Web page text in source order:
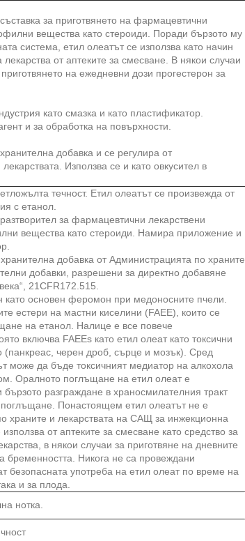
за приготвянето на фармацевтични
вещества като стероиди. Поради бързото му
система, етил олеатът се използва като начин
от аптеките за смесване. В някои случаи
на ежедневни дози прогестерон за
като смазка и като пластификатор.
и за обработка на повърхности.
добавка и се регулира от
Използва се и като овкусител в
течност. Етил олеатът се произвежда от
с етанол.
за фармацевтични лекарствени
вещества като стероиди. Намира приложение и
добавка от Администрацията по храните
добавки, разрешени за директно добавяне
21CFR172.515.
основен феромон при медоносните пчели.
естери на мастни киселини (FAEE), които се
на етанол. Налице е все повече
включва FAEEs като етил олеат като токсични
(панкреас, черен дроб, сърце и мозък). Сред
може да бъде токсичният медиатор на алкохола
Оралното поглъщане на етил олеат е
разграждане в храносмилателния тракт
Понастоящем етил олеатът не е
храните и лекарствата на САЩ за инжекционна
от аптеките за смесване като средство за
в някои случаи за приготвяне на дневните
бременността. Никога не са провеждани
безопасната употреба на етил олеат по време на
и за плода.
нотка.